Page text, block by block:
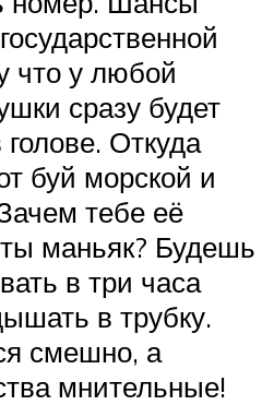
что у любой
сразу будет
Откуда
буй морской и
тебе её
маньяк? Будешь
в три часа
в трубку.
смешно, а
мнительные!